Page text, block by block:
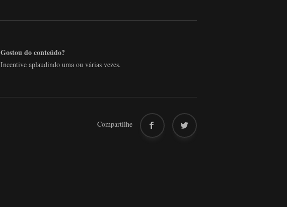
Gostou do conteúdo?
Incentive aplaudindo uma ou várias vezes.
Compartilhe